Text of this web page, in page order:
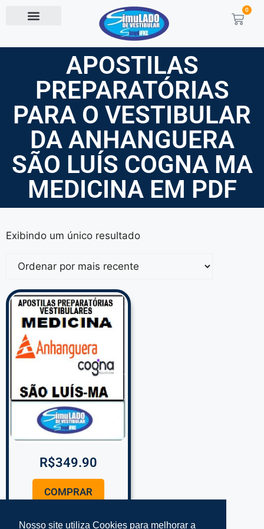
0
APOSTILAS
PREPARATÓRIAS
PARA O VESTIBULAR
DA ANHANGUERA
SÃO LUÍS COGNA MA
MEDICINA EM PDF
Exibindo um único resultado
R$349.90
COMPRAR
Nosso site utiliza Cookies para melhorar a